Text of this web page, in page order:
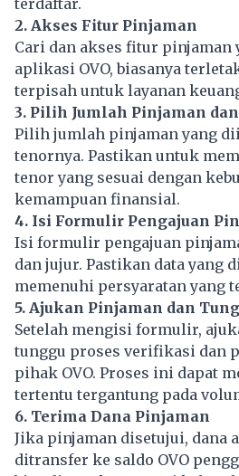
2. Akses Fitur Pinjaman
Cari dan akses fitur pinjaman
aplikasi OVO, biasanya
terpisah untuk layanan
3. Pilih Jumlah Pinjaman
Pilih jumlah pinjaman yang
tenornya. Pastikan untuk
tenor yang sesuai dengan
kemampuan finansial.
4. Isi Formulir Pengajuan
Isi formulir pengajuan
dan jujur. Pastikan data yang
memenuhi persyaratan yang
5. Ajukan Pinjaman dan
Setelah mengisi formulir,
tunggu proses verifikasi dan
pihak OVO. Proses ini dapat
tertentu tergantung pada
6. Terima Dana Pinjaman
Jika pinjaman disetujui, dana
ditransfer ke saldo OVO